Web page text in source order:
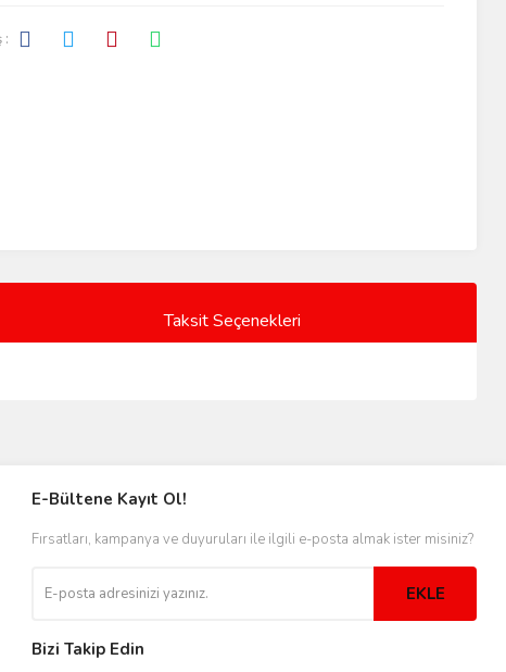
:
Taksit Seçenekleri
E-Bültene Kayıt Ol!
Fırsatları, kampanya ve duyuruları ile ilgili e-posta almak ister misiniz?
EKLE
Bizi Takip Edin